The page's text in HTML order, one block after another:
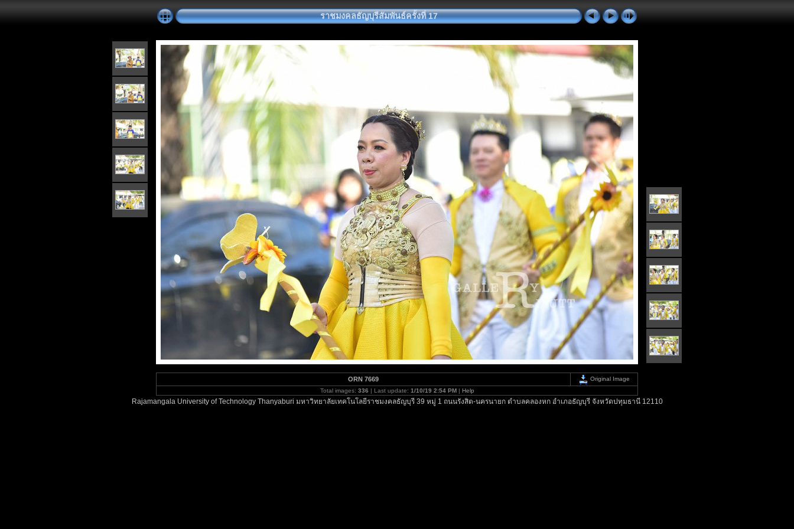
ราชมงคลธัญบุรีสัมพันธ์ครั้งที่ 17
ORN 7669
Original Image
Total images: 336 | Last update: 1/10/19 2:54 PM| Help
Rajamangala University of Technology Thanyaburi มหาวิทยาลัยเทคโนโลยีราชมงคลธัญบุรี 39 หมู่ 1 ถนนรังสิต-นครนายก ตำบลคลองหก อำเภอธัญบุรี จังหวัดปทุมธานี 12110